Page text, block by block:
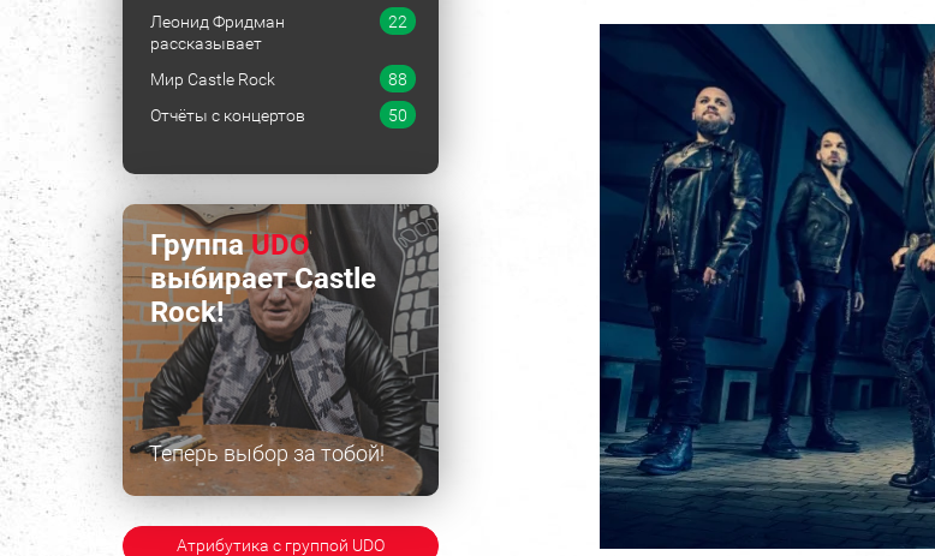
Леонид Фридман
рассказывает
22
Мир Castle Rock
88
Отчёты с концертов
50
ГруппаUDO
выбирает Castle
Rock!
Теперь выбор за тобой!
Атрибутика с группой UDO